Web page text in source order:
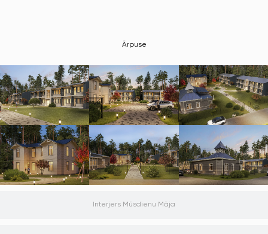
Ārpuse
Interjers Mūsdienu Māja